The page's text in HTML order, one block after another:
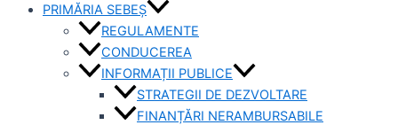
PRIMĂRIA SEBEȘ
REGULAMENTE
CONDUCEREA
INFORMAȚII PUBLICE
STRATEGII DE DEZVOLTARE
FINANȚĂRI NERAMBURSABILE